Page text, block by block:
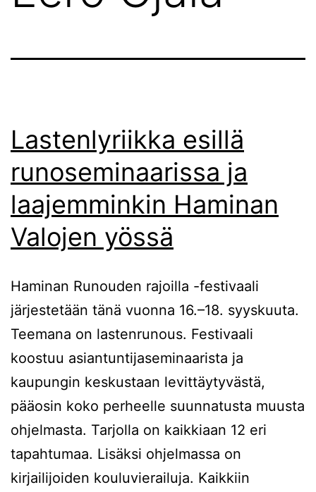
Lastenlyriikka esillä
runoseminaarissa ja
laajemminkin Haminan
Valojen yössä
Haminan Runouden rajoilla -festivaali
järjestetään tänä vuonna 16.–18. syyskuuta.
Teemana on lastenrunous. Festivaali
koostuu asiantuntijaseminaarista ja
kaupungin keskustaan levittäytyvästä,
pääosin koko perheelle suunnatusta muusta
ohjelmasta. Tarjolla on kaikkiaan 12 eri
tapahtumaa. Lisäksi ohjelmassa on
kirjailijoiden kouluvierailuja. Kaikkiin